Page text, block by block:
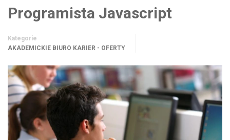
Programista Javascript
Kategorie
AKADEMICKIE BIURO KARIER - OFERTY